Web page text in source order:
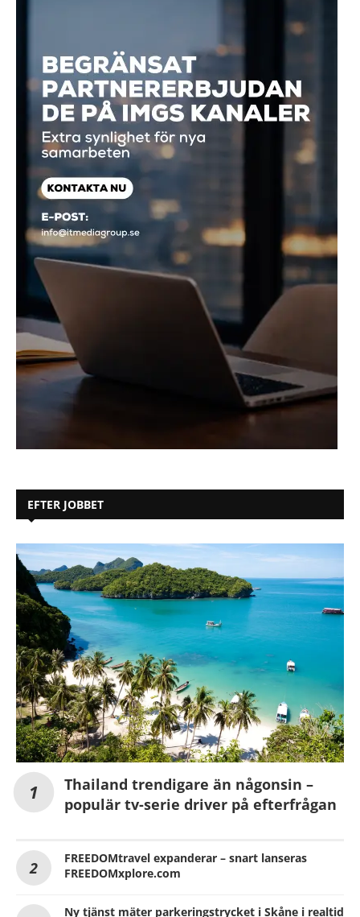
EFTER JOBBET
Thailand trendigare än någonsin –
populär tv-serie driver på efterfrågan
FREEDOMtravel expanderar – snart lanseras
FREEDOMxplore.com
Ny tjänst mäter parkeringstrycket i Skåne i realtid